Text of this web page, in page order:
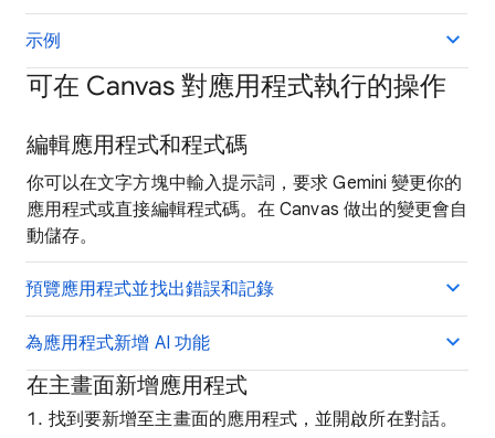
示例
可在 Canvas 對應用程式執行的操作
編輯應用程式和程式碼
你可以在文字方塊中輸入提示詞，要求 Gemini 變更你的
應用程式或直接編輯程式碼。在 Canvas 做出的變更會自
動儲存。
預覽應用程式並找出錯誤和記錄
為應用程式新增 AI 功能
在主畫面新增應用程式
找到要新增至主畫面的應用程式，並開啟所在對話。